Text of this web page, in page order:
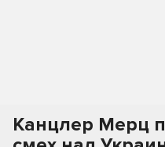
Канцлер Мерц